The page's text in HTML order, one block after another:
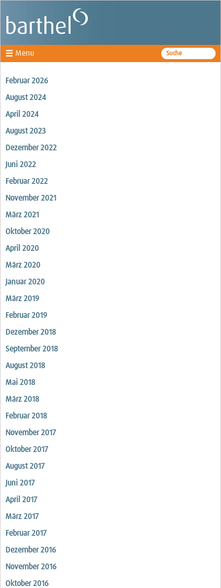
Menu
Rechtsanwälte
Kanzlei
News
Februar 2026
August 2024
April 2024
August 2023
Dezember 2022
Juni 2022
Februar 2022
November 2021
März 2021
Oktober 2020
April 2020
März 2020
Januar 2020
März 2019
Februar 2019
Dezember 2018
September 2018
August 2018
Mai 2018
März 2018
Februar 2018
November 2017
Oktober 2017
August 2017
Juni 2017
April 2017
März 2017
Februar 2017
Dezember 2016
November 2016
Oktober 2016